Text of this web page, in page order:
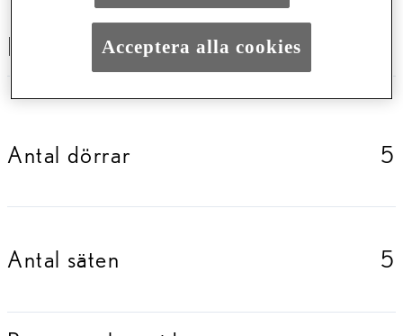
LASTKAPACITET
Antal dörrar 5
Antal säten 5
Acceptera alla cookies